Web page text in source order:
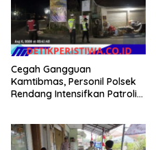
Cegah Gangguan
Kamtibmas, Personil Polsek
Rendang Intensifkan Patroli